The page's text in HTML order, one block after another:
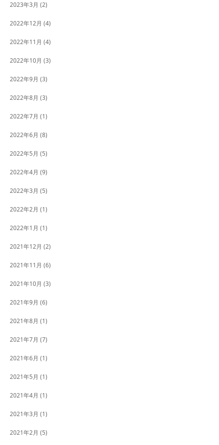
2023年3月 (2)
2022年12月 (4)
2022年11月 (4)
2022年10月 (3)
2022年9月 (3)
2022年8月 (3)
2022年7月 (1)
2022年6月 (8)
2022年5月 (5)
2022年4月 (9)
2022年3月 (5)
2022年2月 (1)
2022年1月 (1)
2021年12月 (2)
2021年11月 (6)
2021年10月 (3)
2021年9月 (6)
2021年8月 (1)
2021年7月 (7)
2021年6月 (1)
2021年5月 (1)
2021年4月 (1)
2021年3月 (1)
2021年2月 (5)